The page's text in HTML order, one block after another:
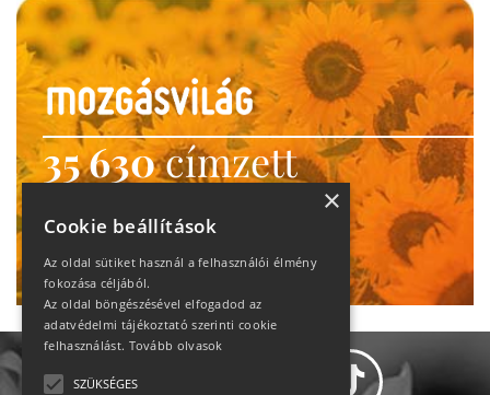
35 630címzett
heti motiváció
Ne maradj le!
×
Cookie beállítások
Az oldal sütiket használ a felhasználói élmény
fokozása céljából.
Az oldal böngészésével elfogadod az
adatvédelmi tájékoztató szerinti cookie
felhasználást. Tovább olvasok
SZÜKSÉGES